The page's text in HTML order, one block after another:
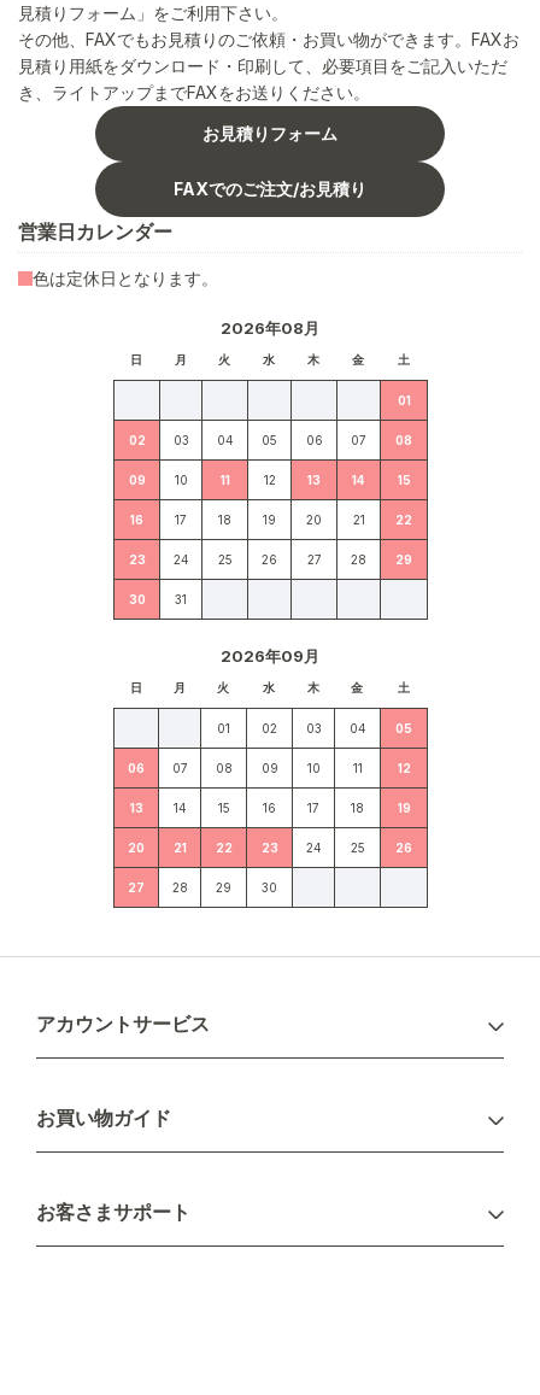
見積りフォーム」をご利用下さい。
その他、FAXでもお見積りのご依頼・お買い物ができます。FAXお
見積り用紙をダウンロード・印刷して、必要項目をご記入いただ
き、ライトアップまでFAXをお送りください。
お見積りフォーム
FAXでのご注文/お見積り
営業日カレンダー
2026年08月
日 月 火 水 木 金 土
01
02 03 04 05 06 07 08
09 10 11 12 13 14 15
16 17 18 19 20 21 22
23 24 25 26 27 28 29
30 31
2026年09月
日 月 火 水 木 金 土
01 02 03 04 05
06 07 08 09 10 11 12
13 14 15 16 17 18 19
20 21 22 23 24 25 26
27 28 29 30
色は定休日となります。
アカウントサービス
新規会員登録
お買い物ガイド
配送について
不良品・返品について
お客さまサポート